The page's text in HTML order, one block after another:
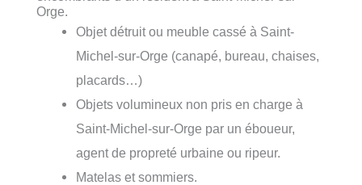
Orge.
Objet détruit ou meuble cassé à Saint-
Michel-sur-Orge (canapé, bureau, chaises,
placards…)
Objets volumineux non pris en charge à
Saint-Michel-sur-Orge par un éboueur,
agent de propreté urbaine ou ripeur.
Matelas et sommiers.